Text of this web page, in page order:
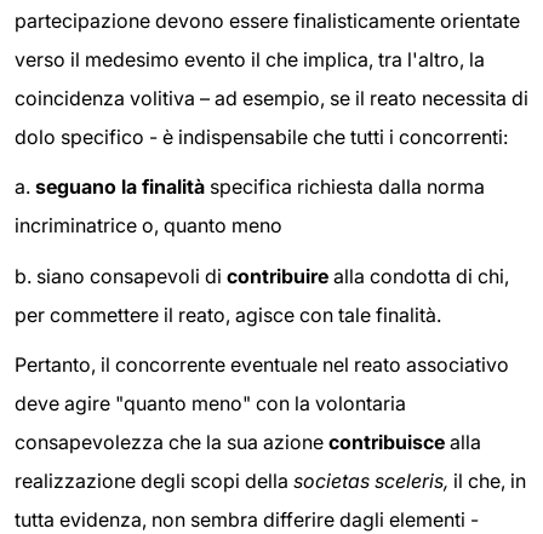
partecipazione devono essere finalisticamente orientate
verso il medesimo evento il che implica, tra l'altro, la
coincidenza volitiva – ad esempio, se il reato necessita di
dolo specifico - è indispensabile che tutti i concorrenti:
a. seguano la finalità specifica richiesta dalla norma
incriminatrice o, quanto meno
b. siano consapevoli di contribuire alla condotta di chi,
per commettere il reato, agisce con tale finalità.
Pertanto, il concorrente eventuale nel reato associativo
deve agire "quanto meno" con la volontaria
consapevolezza che la sua azione contribuisce alla
realizzazione degli scopi della societas sceleris, il che, in
tutta evidenza, non sembra differire dagli elementi -